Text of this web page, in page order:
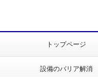
トップページ
設備のバリア解消